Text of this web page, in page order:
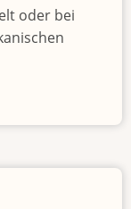
oder bei